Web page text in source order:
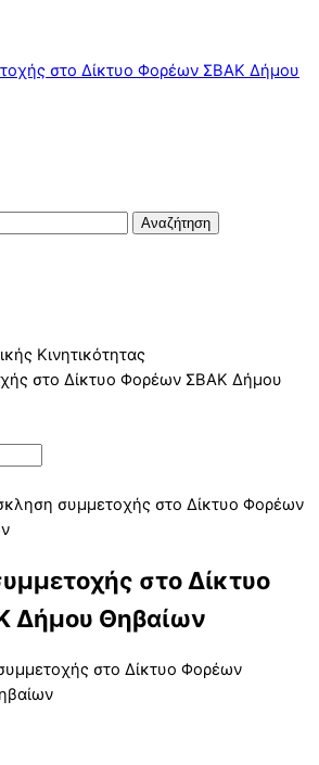
Κινητικότητας
στο Δίκτυο Φορέων ΣΒΑΚ Δήμου
συμμετοχής στο Δίκτυο Φορέων
στο Δίκτυο
Δήμου Θηβαίων